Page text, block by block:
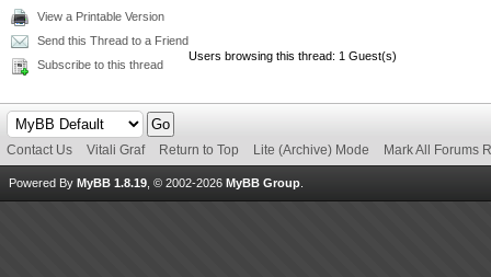
View a Printable Version
Send this Thread to a Friend
Subscribe to this thread
Users browsing this thread: 1 Guest(s)
Contact Us Vitali Graf Return to Top Lite (Archive) Mode Mark All Forums
Powered By MyBB 1.8.19 , © 2002-2026 MyBB Group